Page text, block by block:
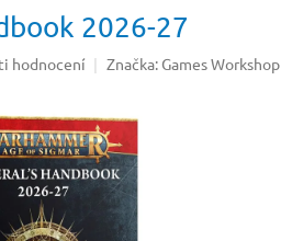
2026-27
hodnocení Značka: Games Workshop